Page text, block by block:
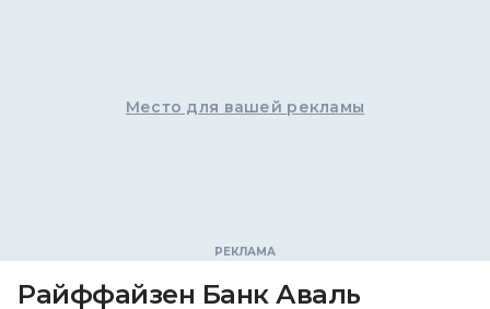
Место для вашей рекламы
Райффайзен Банк Аваль